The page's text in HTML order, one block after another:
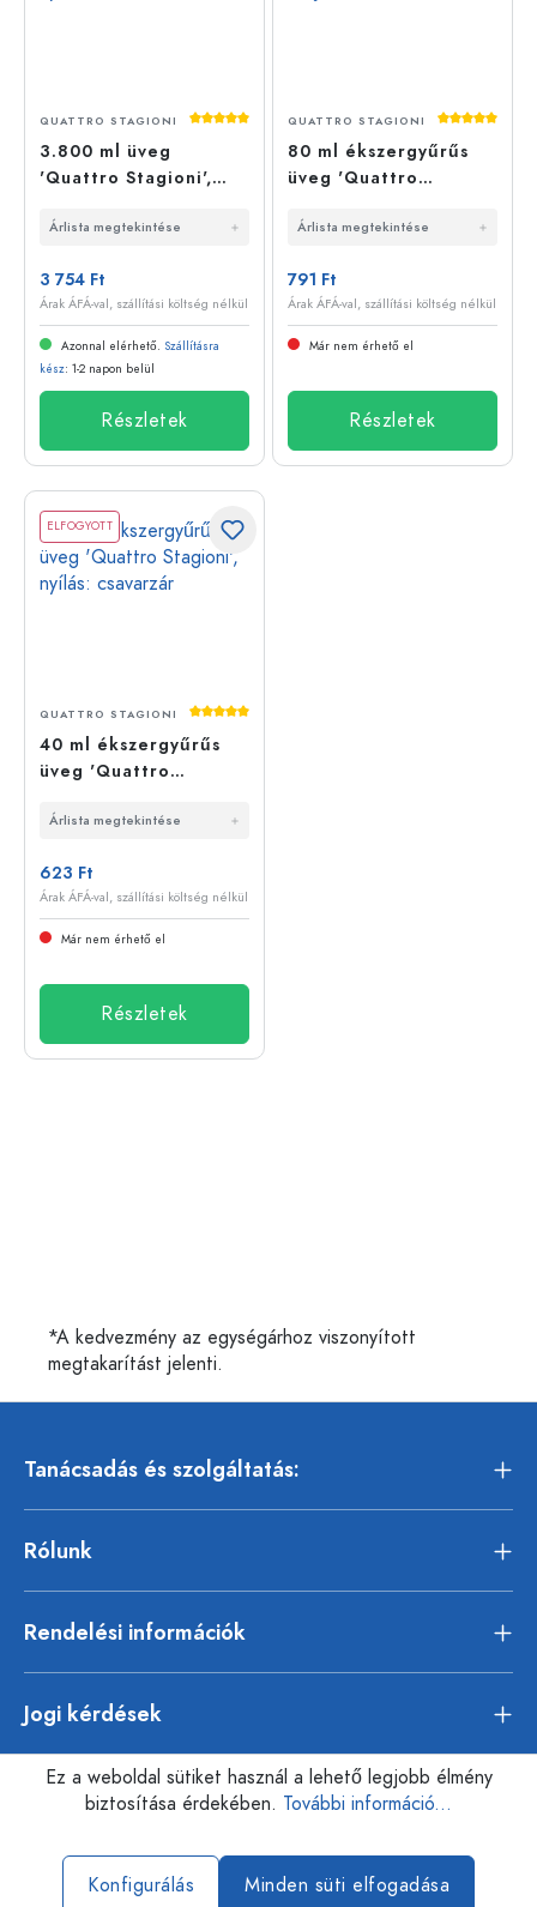
Átlagos értékelés 5 a 5 csillagból
QUATTRO STAGIONI
3.800 ml üveg
'Quattro Stagioni',
Árlista megtekintése
3 754 Ft
Árak ÁFÁ-val, szállítási költség nélkül
Azonnal elérhető. Szállításra
kész: 1-2 napon belül
Részletek
Átlagos
QUATTRO STAGIONI
80 ml ékszergyűrűs
üveg 'Quattro
csavarzár
Árlista megtekintése
791 Ft
Árak ÁFÁ-val, szállítási költség nélkül
Már nem érhető el
Részletek
ELFOGYOTT
Átlagos értékelés 5 a 5 csillagból
QUATTRO STAGIONI
40 ml ékszergyűrűs
üveg 'Quattro
csavarzár
Árlista megtekintése
623 Ft
Árak ÁFÁ-val, szállítási költség nélkül
Már nem érhető el
Részletek
*A kedvezmény az egységárhoz viszonyított
megtakarítást jelenti.
Tanácsadás és szolgáltatás:
Rólunk
Rendelési információk
Jogi kérdések
Ez a weboldal sütiket használ a lehető legjobb élmény
biztosítása érdekében. További információ...
Konfigurálás Minden süti elfogadása